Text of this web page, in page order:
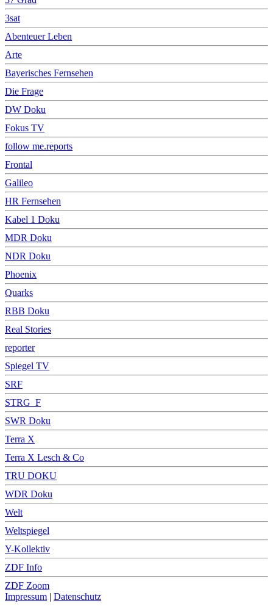
3sat
Abenteuer Leben
Arte
Bayerisches Fernsehen
Die Frage
DW Doku
Fokus TV
follow me.reports
Frontal
Galileo
HR Fernsehen
Kabel 1 Doku
MDR Doku
NDR Doku
Phoenix
Quarks
RBB Doku
Real Stories
reporter
Spiegel TV
SRF
STRG_F
SWR Doku
Terra X
Terra X Lesch & Co
TRU DOKU
WDR Doku
Welt
Weltspiegel
Y-Kollektiv
ZDF Info
ZDF Zoom
Impressum | Datenschutz